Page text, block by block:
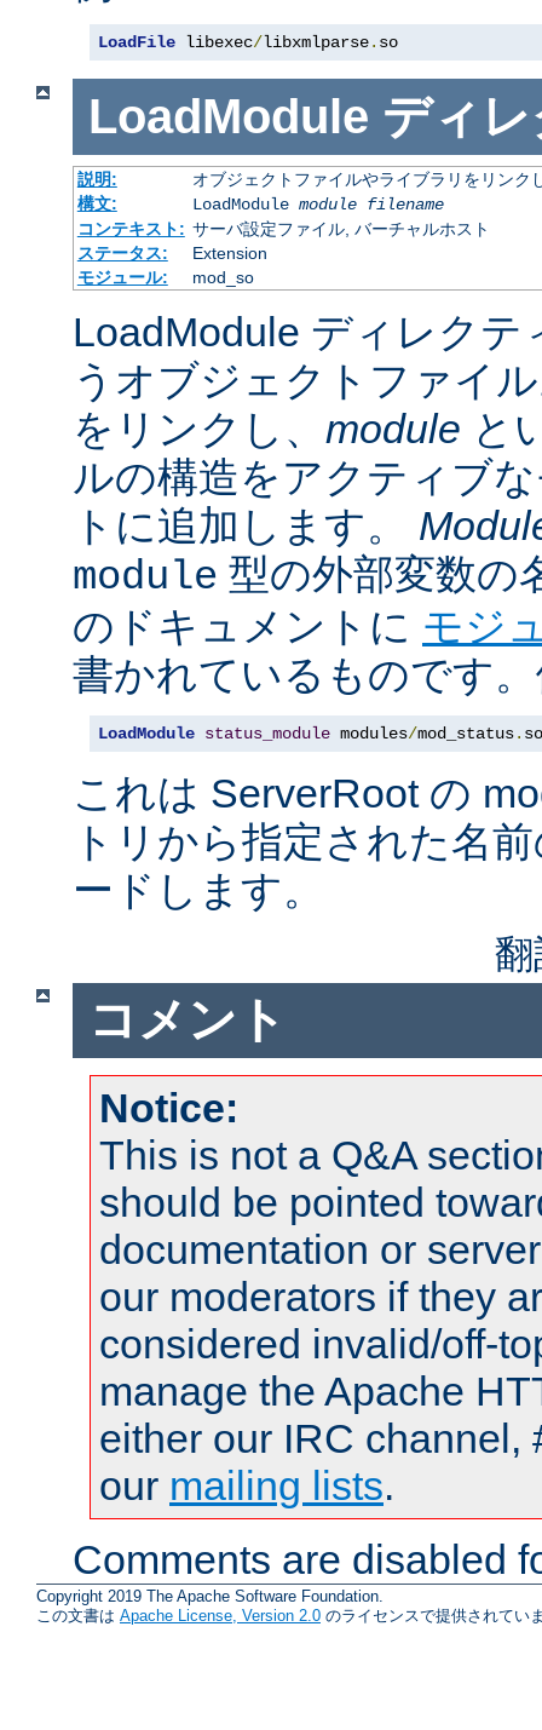
LoadFile libexec/libxmlparse. so
LoadModule ディ
説明:
オブジェクトファイルやライブラリをリン
構文:
LoadModule module filename
コンテキスト: サーバ設定ファイル, バーチャルホスト
ステータス:
Extension
モジュール:
mod_so
LoadModule ディレク
うオブジェクトファイ
をリンクし、 module と
ルの構造をアクティブ
トに追加します。
module 型の外部変数の
のドキュメントに モジ
書かれているものです
LoadModule status_module modules/mod_status. so
これは ServerRoot の
トリから指定された名
ードします。
コメント
Notice:
This is not a Q&A
should be pointed
documentation or
our moderators if they
considered invalid/off-
manage the Apache
either our IRC channel,
our mailing lists.
Comments are disabled
Copyright 2019 The Apache Software Foundation.
この文書は Apache License, Version 2.0 のライセンスで提供されてい